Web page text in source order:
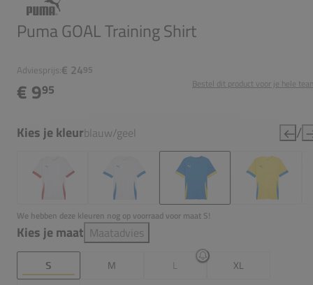
Puma GOAL Training Shirt
Adviesprijs:€ 2495
€ 995 Bestel dit product voor je hele
Kies je kleurblauw/geel /
We hebben deze kleuren nog op voorraad voor maat S!
Kies je maat Maatadvies
S M L
XL